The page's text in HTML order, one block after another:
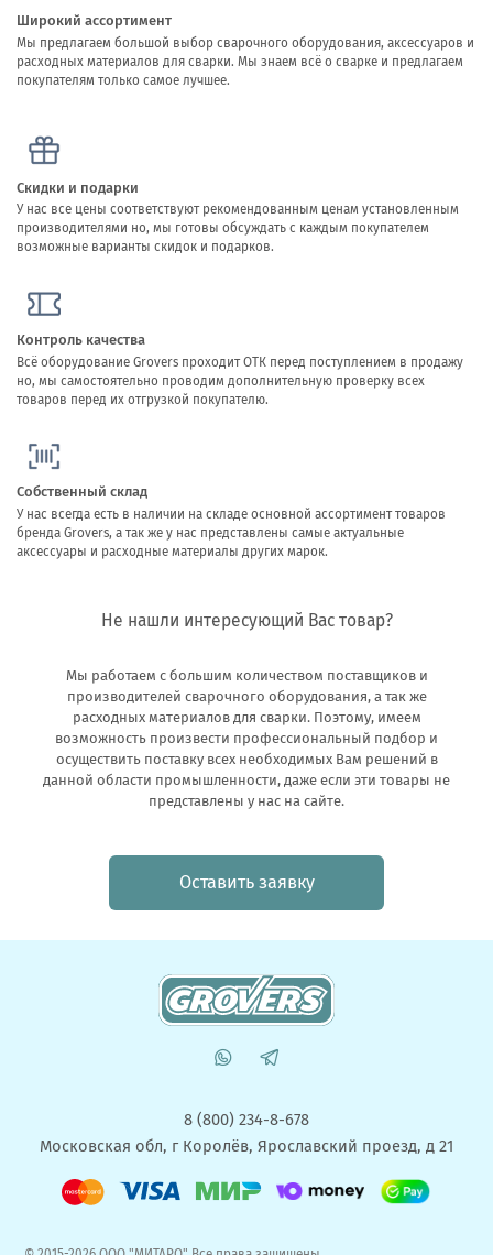
Широкий ассортимент
Мы предлагаем большой выбор сварочного оборудования, аксессуаров и
расходных материалов для сварки. Мы знаем всё о сварке и предлагаем
покупателям только самое лучшее.
Скидки и подарки
У нас все цены соответствуют рекомендованным ценам установленным
производителями но, мы готовы обсуждать с каждым покупателем
возможные варианты скидок и подарков.
Контроль качества
Всё оборудование Grovers проходит ОТК перед поступлением в продажу
но, мы самостоятельно проводим дополнительную проверку всех
товаров перед их отгрузкой покупателю.
Собственный склад
У нас всегда есть в наличии на складе основной ассортимент товаров
бренда Grovers, а так же у нас представлены самые актуальные
аксессуары и расходные материалы других марок.
Не нашли интересующий Вас товар?
Мы работаем с большим количеством поставщиков и
производителей сварочного оборудования, а так же
расходных материалов для сварки. Поэтому, имеем
возможность произвести профессиональный подбор и
осуществить поставку всех необходимых Вам решений в
данной области промышленности, даже если эти товары не
представлены у нас на сайте.
Оставить заявку
8 (800) 234-8-678
Московская обл, г Королёв, Ярославский проезд, д 21